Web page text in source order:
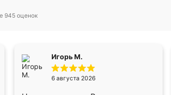
945 оценок
Игорь М.
6 августа 2026